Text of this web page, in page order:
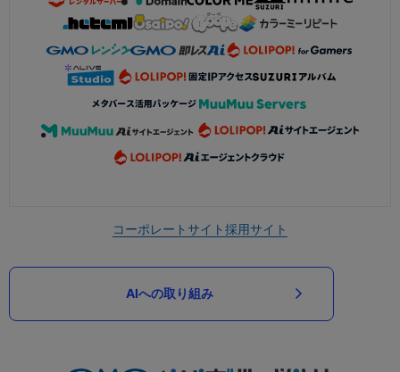
コーポレートサイト採用サイト
AIへの取り組み